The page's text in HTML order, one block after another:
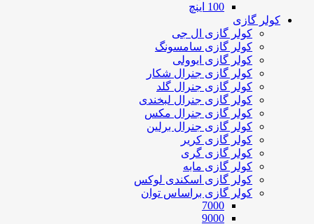
100 اینچ
کولر گازی
کولر گازی ال جی
کولر گازی سامسونگ
کولر گازی ایوولی
کولر گازی جنرال شکار
کولر گازی جنرال گلد
کولر گازی جنرال لبخندی
کولر گازی جنرال مکس
کولر گازی جنرال برلین
کولر گازی کریر
کولر گازی گری
کولر گازی مابه
کولر گازی اسکندی لوکس
کولر گازی براساس توان
7000
9000